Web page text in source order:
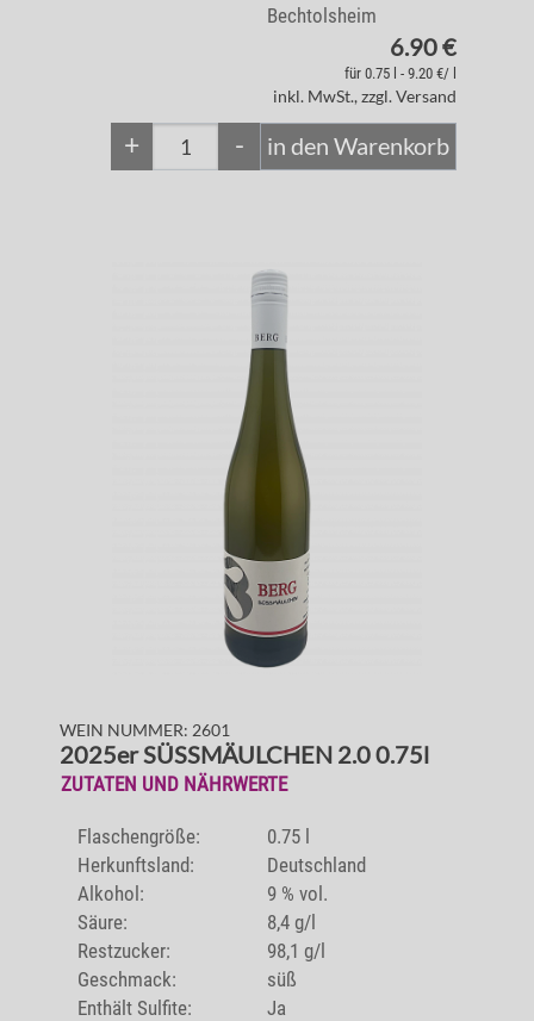
Bechtolsheim
6.90 €
für 0.75 l - 9.20 €/ l
inkl. MwSt., zzgl. Versand
+ - in den Warenkorb
WEIN NUMMER: 2601
2025er SÜSSMÄULCHEN 2.0 0.75l
ZUTATEN UND NÄHRWERTE
Flaschengröße:
0.75 l
Herkunftsland:
Deutschland
Alkohol:
9 % vol.
Säure:
8,4 g/l
Restzucker:
98,1 g/l
Geschmack:
süß
Enthält Sulfite:
Ja